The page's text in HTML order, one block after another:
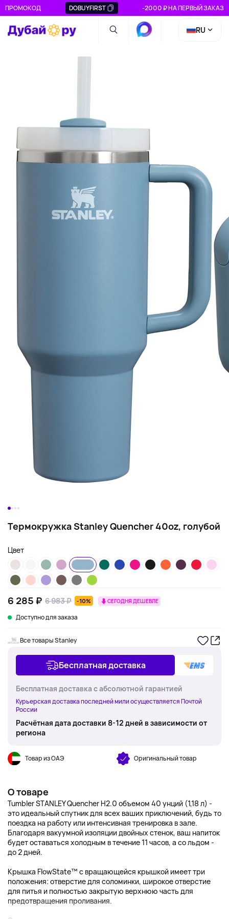
ПРОМОКОД DOBUYFIRST -2000 ₽ НА ПЕРВЫЙ ЗАКАЗ
RU
Термокружка Stanley Quencher 40oz, голубой
Цвет
6 285 ₽ 6 983 ₽ -10% СЕГОДНЯ ДЕШЕВЛЕ
Доступно для заказа
Все товары Stanley
Бесплатная доставка
Бесплатная доставка с абсолютной гарантией
Курьерская доставка последней мили осуществляется Почтой
России
Расчётная дата доставки 8-12 дней в зависимости от
региона
Товар из ОАЭ Оригинальный товар
О товаре
Tumbler STANLEY Quencher H2.0 объемом 40 унций (1,18 л) -
это идеальный спутник для всех ваших приключений, будь то
поездка на работу или интенсивная тренировка в зале.
Благодаря вакуумной изоляции двойных стенок, ваш напиток
будет оставаться холодным в течение 11 часов, а со льдом -
до 2 дней.
Крышка FlowState™ с вращающейся крышкой имеет три
положения: отверстие для соломинки, широкое отверстие
для питья и полностью закрытую верхнюю часть для
предотвращения проливания.